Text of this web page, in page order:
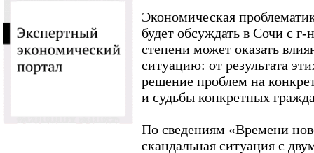
Экономическая
будет обсуждать в Сочи с
степени может оказать
ситуацию: от результата
решение проблем на
и судьбы конкретных
По сведениям «Времени
скандальная ситуация с